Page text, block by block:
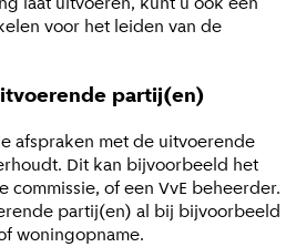
voor het leiden van de
partij(en)
afspraken met de uitvoerende
Dit kan bijvoorbeeld het
commissie, of een VvE beheerder.
partij(en) al bij bijvoorbeeld
woningopname.